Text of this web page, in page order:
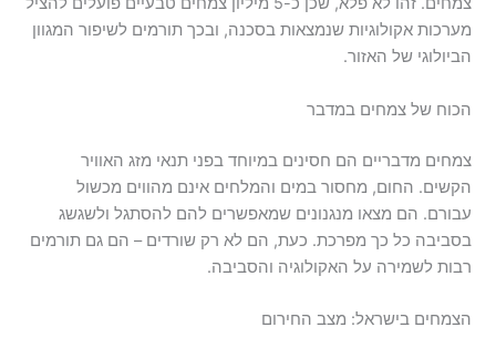
מערכות אקולוגיות שנמצאות בסכנה, ובכך תורמים לשיפור המגוון
הביולוגי של האזור.
הכוח של צמחים במדבר
צמחים מדבריים הם חסינים במיוחד בפני תנאי מזג האוויר
הקשים. החום, מחסור במים והמלחים אינם מהווים מכשול
עבורם. הם מצאו מנגנונים שמאפשרים להם להסתגל ולשגשג
בסביבה כל כך מפרכת. כעת, הם לא רק שורדים – הם גם תורמים
רבות לשמירה על האקולוגיה והסביבה.
הצמחים בישראל: מצב החירום